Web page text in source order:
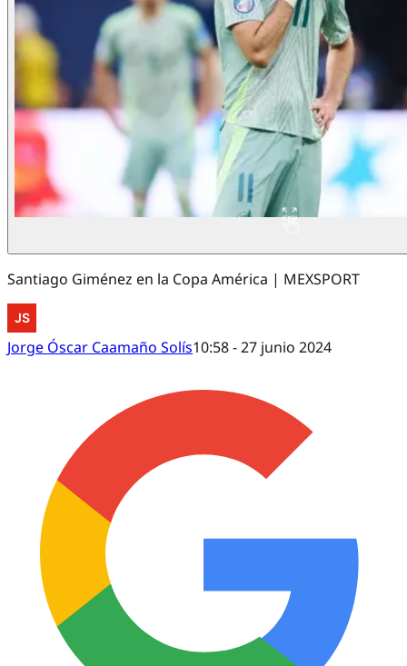
Santiago Giménez en la Copa América | MEXSPORT
Jorge Óscar Caamaño Solís10:58 - 27 junio 2024